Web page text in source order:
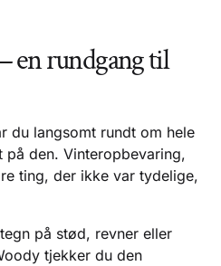
en rundgang til
du langsomt rundt om hele
den. Vinteropbevaring,
ting, der ikke var tydelige,
på stød, revner eller
tjekker du den